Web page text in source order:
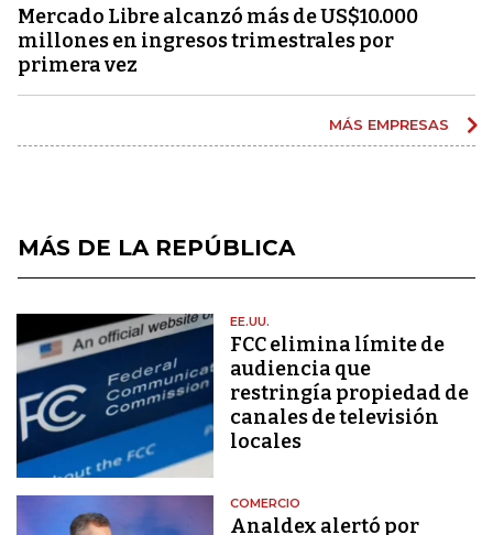
Mercado Libre alcanzó más de US$10.000
millones en ingresos trimestrales por
primera vez
MÁS EMPRESAS
MÁS DE LA REPÚBLICA
EE.UU.
FCC elimina límite de
audiencia que
restringía propiedad de
canales de televisión
locales
COMERCIO
Analdex alertó por